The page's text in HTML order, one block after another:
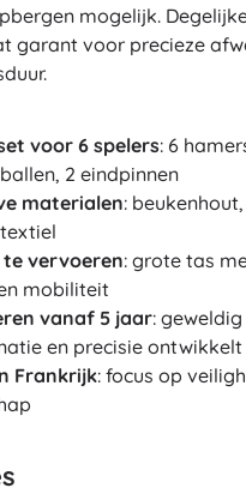
mogelijk.
garant voor precieze
voor 6 spelers: 6
2 eindpinnen
materialen:
te vervoeren: grote tas
mobiliteit
vanaf 5 jaar:
en precisie ontwikkelt
Frankrijk: focus op